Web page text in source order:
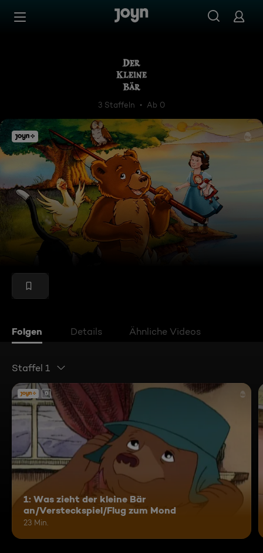
Zum Inhalt springen
Der kleine Bär
3 Staffeln Ab 0
Folgen Details Ähnliche Videos
Staffel 1
0
1: Was zieht der kleine Bär
an/Versteckspiel/Flug zum Mond
23 Min.